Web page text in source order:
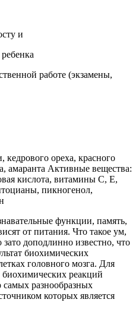
и
работе (экзамены,
ореха, красного
амаранта Активные вещества:
кислота, витамины С, Е,
пикногенол,
функции, память,
от питания. Что такое ум,
доподлинно известно, что
биохимических
головного мозга. Для
биохимических реакций
самых разнообразных
которых является